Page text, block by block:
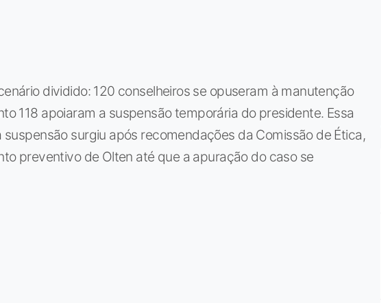
dividido: 120 conselheiros se opuseram à manutenção
118 apoiaram a suspensão temporária do presidente. Essa
surgiu após recomendações da Comissão de Ética,
preventivo de Olten até que a apuração do caso se